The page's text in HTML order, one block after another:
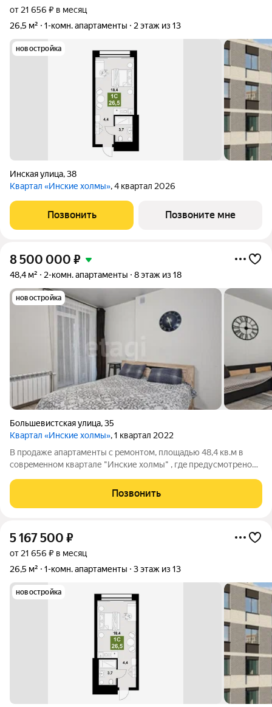
от 21 656 ₽ в месяц
26,5 м²
1-комн. апартаменты 2 этаж из 13
новостройка
Инская улица,38
Квартал «Инские холмы», 4 квартал 2026
Позвонить Позвоните мне
8 500 000 ₽
48,4 м² 2-комн. апартаменты 8 этаж из 18
новостройка
Большевистская улица,35
Квартал «Инские холмы», 1 квартал 2022
B продaже апартaменты c рeмонтом, плoщадью 48,4 кв.м в
сoврeмeннoм квapтале "Инские xoлмы" , гдe пpедуcмотpенo
меблирована и укомплектована техникой. Всё аккуратно,
стильно и в хорошем состоянии. То,
Позвонить
5 167 500 ₽
от 21 656 ₽ в месяц
26,5 м²
1-комн. апартаменты 3 этаж из 13
новостройка